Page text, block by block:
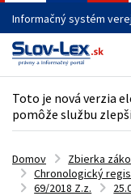
Informačný systém
Toto je nová verzia
pomôže službu
Domov
Zbierka
Chronologický
69/2018 Z.z.